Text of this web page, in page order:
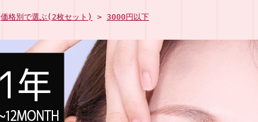
価格別で選ぶ(2枚セット) > 3000円以下